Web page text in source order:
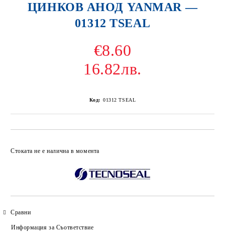
ЦИНКОВ АНОД YANMAR —
01312 TSEAL
€8.60
16.82лв.
Код: 01312 TSEAL
Стоката не е налична в момента
Сравни
Информация за Съответствие